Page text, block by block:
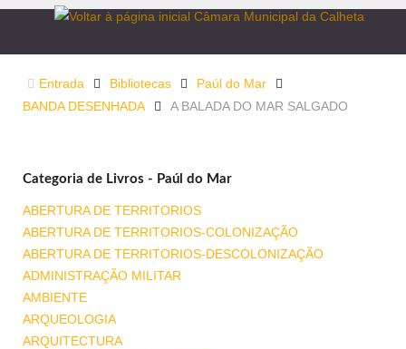
Entrada Bibliotecas
Paúl do Mar
BANDA DESENHADA
A BALADA DO MAR SALGADO
Categoria de Livros - Paúl do Mar
ABERTURA DE TERRITORIOS
ABERTURA DE TERRITORIOS-COLONIZAÇÃO
ABERTURA DE TERRITORIOS-DESCOLONIZAÇÃO
ADMINISTRAÇÃO MILITAR
AMBIENTE
ARQUEOLOGIA
ARQUITECTURA